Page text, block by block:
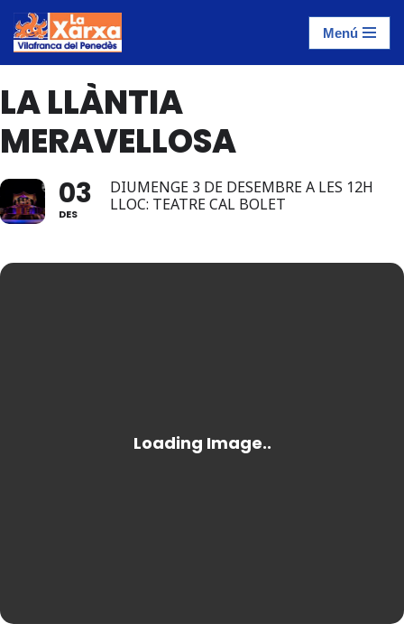
Saltar
al
contenido
Menú
LA LLÀNTIA
MERAVELLOSA
03
DES
DIUMENGE 3 DE DESEMBRE A LES 12H
LLOC: TEATRE CAL BOLET